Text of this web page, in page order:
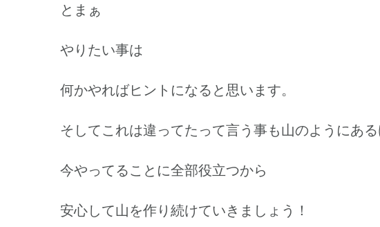
とまぁ
やりたい事は
何かやればヒントになると思います。
そしてこれは違ってたって言う事も山のようにあ
今やってることに全部役立つから
安心して山を作り続けていきましょう！